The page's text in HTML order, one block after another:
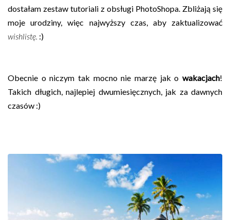
dostałam zestaw tutoriali z obsługi PhotoShopa. Zbliżają się
moje urodziny, więc najwyższy czas, aby zaktualizować
wishlistę. :)
Obecnie o niczym tak mocno nie marzę jak o wakacjach!
Takich długich, najlepiej dwumiesięcznych, jak za dawnych
czasów :)